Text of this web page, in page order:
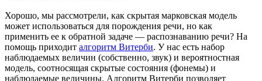
Хорошо, мы рассмотрели, как скрытая марковская модель
может использоваться для порождения речи, но как
применить ее к обратной задаче — распознаванию речи? На
помощь приходит алгоритм Витерби. У нас есть набор
наблюдаемых величин (собственно, звук) и вероятностная
модель, соотносящая скрытые состояния (фонемы) и
наблюдаемые величины. Алгоритм Витерби позволяет